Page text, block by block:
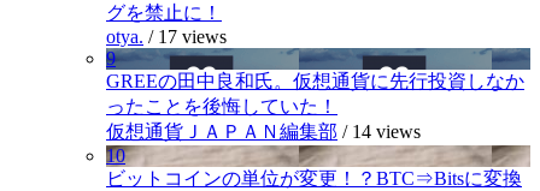
グを禁止に！
otya. / 17 views
9
GREEの田中良和氏。仮想通貨に先行投資しなか
ったことを後悔していた！
仮想通貨ＪＡＰＡＮ編集部 / 14 views
10
ビットコインの単位が変更！？BTC⇒Bitsに変換